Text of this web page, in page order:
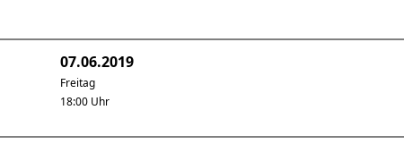
07.06.2019
Freitag
18:00 Uhr